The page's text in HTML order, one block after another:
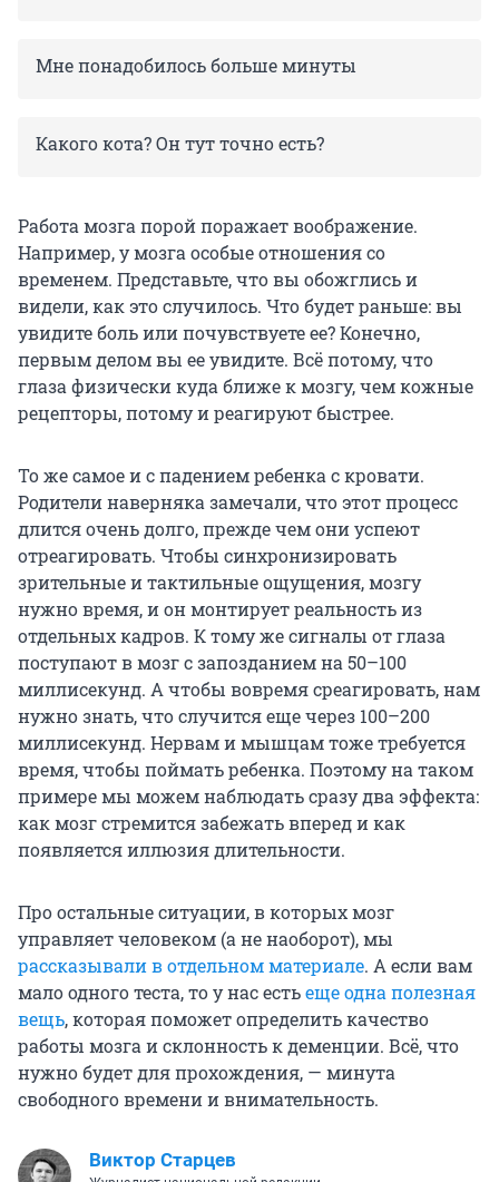
Мне понадобилось больше минуты
Какого кота? Он тут точно есть?
Работа мозга порой поражает воображение.
Например, у мозга особые отношения со
временем. Представьте, что вы обожглись и
видели, как это случилось. Что будет раньше: вы
увидите боль или почувствуете ее? Конечно,
первым делом вы ее увидите. Всё потому, что
глаза физически куда ближе к мозгу, чем кожные
рецепторы, потому и реагируют быстрее.
То же самое и с падением ребенка с кровати.
Родители наверняка замечали, что этот процесс
длится очень долго, прежде чем они успеют
отреагировать. Чтобы синхронизировать
зрительные и тактильные ощущения, мозгу
нужно время, и он монтирует реальность из
отдельных кадров. К тому же сигналы от глаза
поступают в мозг с запозданием на 50–100
миллисекунд. А чтобы вовремя среагировать, нам
нужно знать, что случится еще через 100–200
миллисекунд. Нервам и мышцам тоже требуется
время, чтобы поймать ребенка. Поэтому на таком
примере мы можем наблюдать сразу два эффекта:
как мозг стремится забежать вперед и как
появляется иллюзия длительности.
Про остальные ситуации, в которых мозг
управляет человеком (а не наоборот), мы
рассказывали в отдельном материале. А если вам
мало одного теста, то у нас естьеще одна полезная
вещь, которая поможет определить качество
работы мозга и склонность к деменции. Всё, что
нужно будет для прохождения, — минута
свободного времени и внимательность.
Виктор Старцев